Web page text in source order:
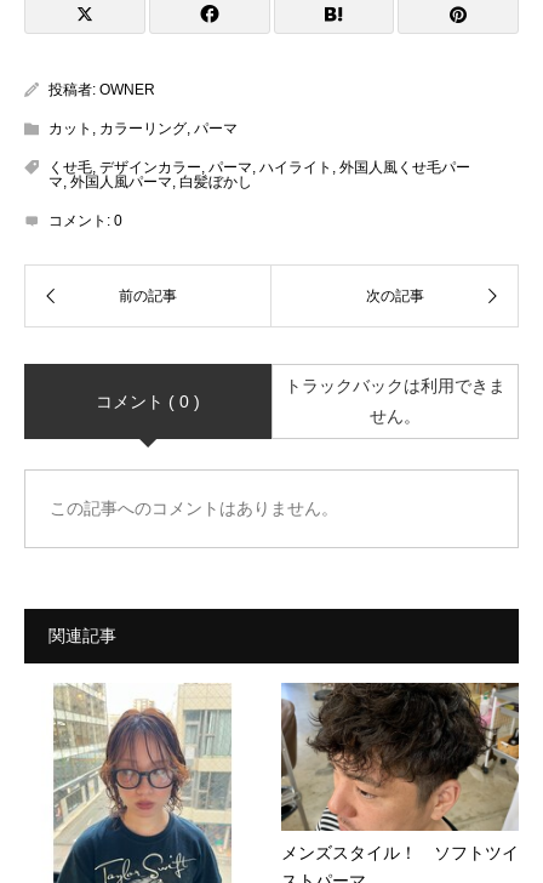
投稿者: OWNER
カット , カラーリング, パーマ
くせ毛, デザインカラー, パーマ, ハイライト , 外国人風くせ毛パー
マ, 外国人風パーマ, 白髪ぼかし
コメント: 0
コメント ( 0 )
トラックバックは利用できま
せん。
この記事へのコメントはありません。
関連記事
メンズスタイル！ ソフトツイ